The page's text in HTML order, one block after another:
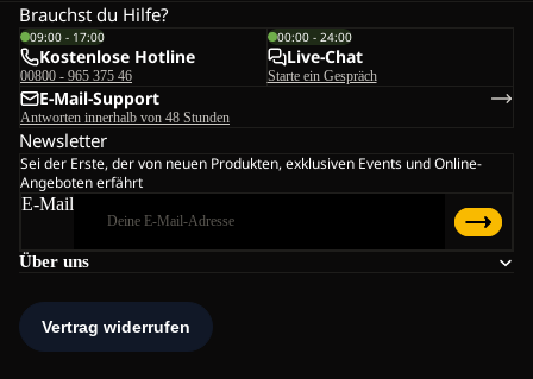
Über uns
Brauchst du Hilfe?
09:00 - 17:00
Kostenlose Hotline
00800 - 965 375 46
00:00 - 24:00
Live-Chat
Starte ein Gespräch
E-Mail-Support
Antworten innerhalb von 48 Stunden
Newsletter
Sei der Erste, der von neuen Produkten, exklusiven Events und Online-
Angeboten erfährt
E-Mail